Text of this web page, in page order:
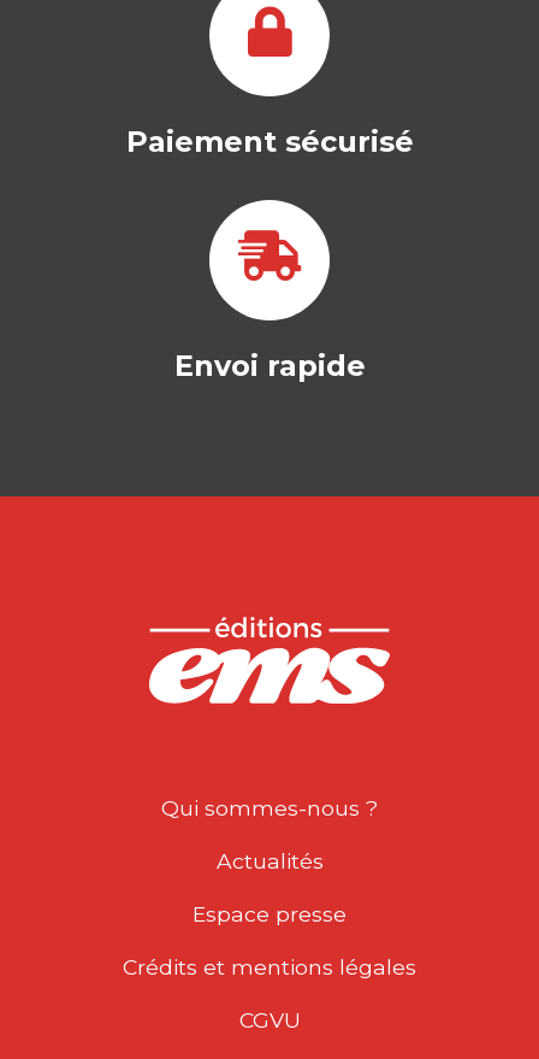
cinquantaine d’années s’articule…
29,50
Paiement sécurisé
Envoi rapide
Qui sommes-nous ?
Actualités
Espace presse
Crédits et mentions légales
CGVU